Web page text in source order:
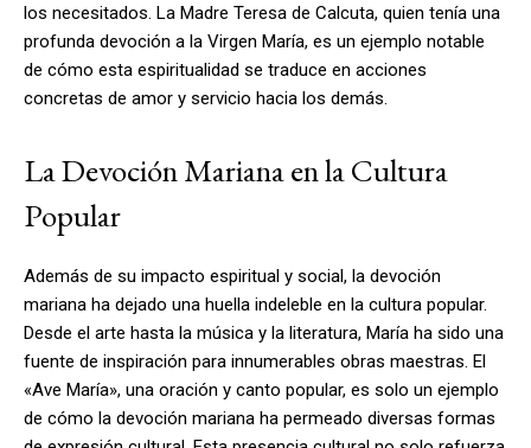
los necesitados. La Madre Teresa de Calcuta, quien tenía una
profunda devoción a la Virgen María, es un ejemplo notable
de cómo esta espiritualidad se traduce en acciones
concretas de amor y servicio hacia los demás.
La Devoción Mariana en la Cultura
Popular
Además de su impacto espiritual y social, la devoción
mariana ha dejado una huella indeleble en la cultura popular.
Desde el arte hasta la música y la literatura, María ha sido una
fuente de inspiración para innumerables obras maestras. El
«Ave María», una oración y canto popular, es solo un ejemplo
de cómo la devoción mariana ha permeado diversas formas